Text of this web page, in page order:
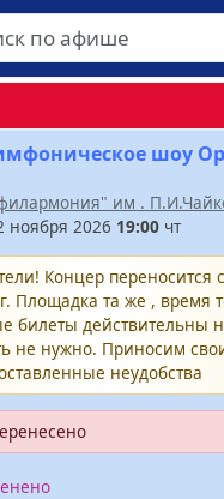
шоу
им .
ноября 2026 19:00 чт
Концер переносится
Площадка та же , время
билеты действительны
не нужно. Приносим
неудобства